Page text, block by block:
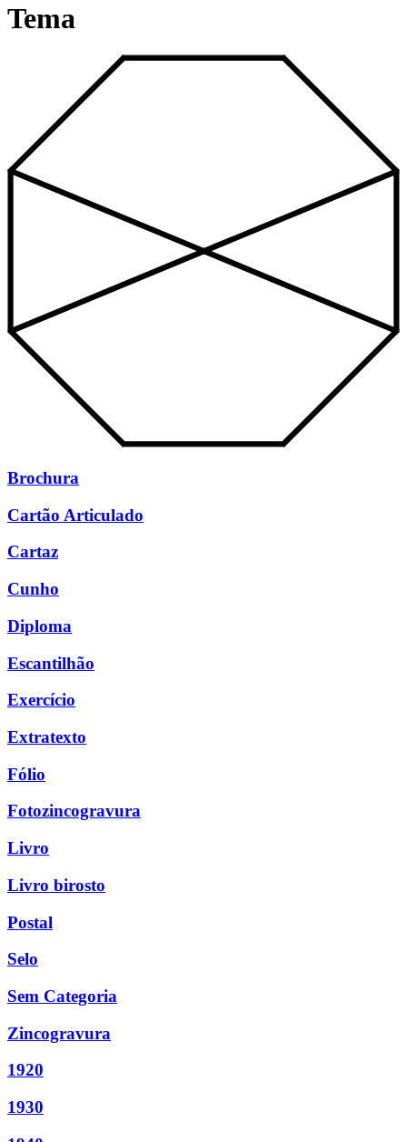
Tema
Brochura
Cartão Articulado
Cartaz
Cunho
Diploma
Escantilhão
Exercício
Extratexto
Fólio
Fotozincogravura
Livro
Livro birosto
Postal
Selo
Sem Categoria
Zincogravura
1920
1930